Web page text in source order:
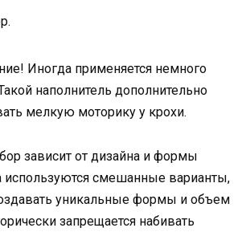
Иногда применяется немного
наполнитель дополнительно
мелкую моторику у крохи.
зависит от дизайна и формы
используются смешанные варианты,
уникальные формы и объем
запрещается набивать